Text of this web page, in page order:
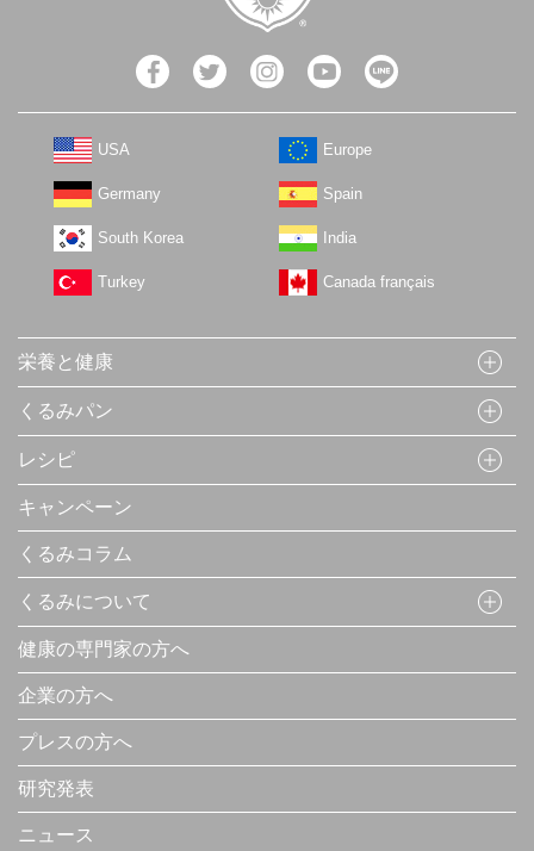
USA Europe
Germany Spain
South Korea India
Turkey Canada français
栄養と健康
くるみパン
レシピ
キャンペーン
くるみコラム
くるみについて
健康の専門家の方へ
企業の方へ
プレスの方へ
研究発表
ニュース